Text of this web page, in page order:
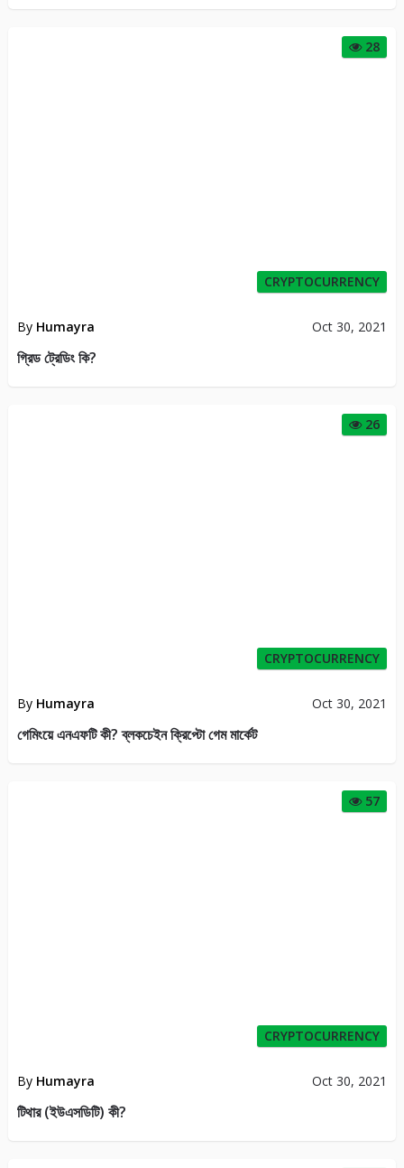
28
CRYPTOCURRENCY
By Humayra Oct 30, 2021
গ্রিড ট্রেডিং কি?
26
CRYPTOCURRENCY
By Humayra Oct 30, 2021
গেমিংয়ে এনএফটি কী? ব্লকচেইন ক্রিপ্টো গেম মার্কেট
57
CRYPTOCURRENCY
By Humayra Oct 30, 2021
টিথার (ইউএসডিটি) কী?